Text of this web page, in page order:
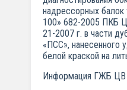
надрессорных
100» 682-2005
21-2007 г. в части
«ПСС», нанесенного
белой краской на
Информация ГЖБ